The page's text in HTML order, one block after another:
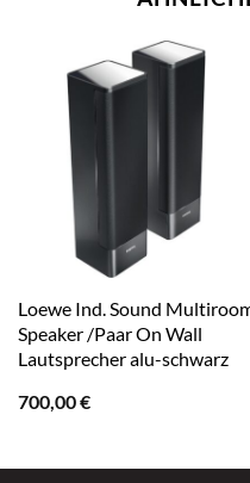
Loewe Ind. Sound
Speaker /Paar On Wall
Lautsprecher alu-schwarz
700,00€